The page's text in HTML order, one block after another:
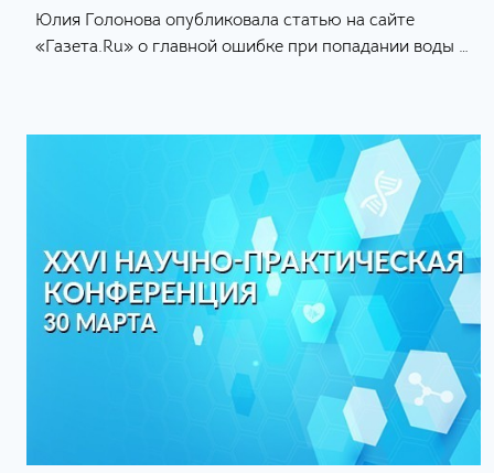
Юлия Голонова опубликовала статью на сайте
«Газета.Ru» о главной ошибке при попадании воды в